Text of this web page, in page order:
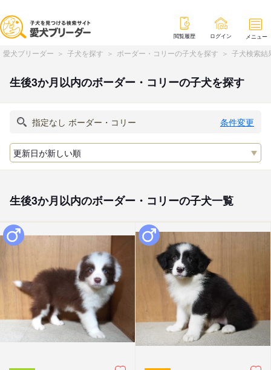
閲覧履歴 ログイン メニュー
愛犬ブリーダー 子犬を探す ボーダー・コリーの子犬を探す 子犬検索結
生後3か月以内のボーダー・コリーの子犬を探す
条件変更
生後3か月以内のボーダー・コリーの子犬一覧